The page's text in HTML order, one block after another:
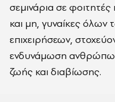
σεμινάρια σε
και μη, γυναίκες όλων
επιχειρήσεων,
ενδυνάμωση
ζωής και διαβίωσης.